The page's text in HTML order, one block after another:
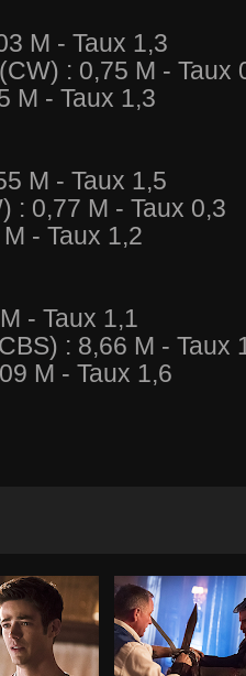
M - Taux 1,3
: 0,75 M - Taux
M - Taux 1,3
M - Taux 1,5
: 0,77 M - Taux 0,3
- Taux 1,2
- Taux 1,1
: 8,66 M - Taux
M - Taux 1,6